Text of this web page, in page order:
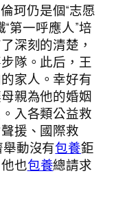
珂仍是個“志愿
第一呼應人”培
深刻的清楚，
隊。此后，王
家人。幸好有
親為他的婚姻
入各類公益救
援、國際救
動沒有包養鉅
也包養總請求